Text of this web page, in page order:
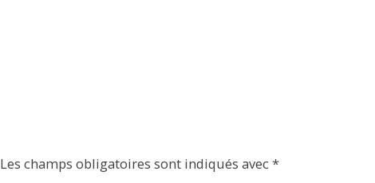
Les champs obligatoires sont indiqués avec*